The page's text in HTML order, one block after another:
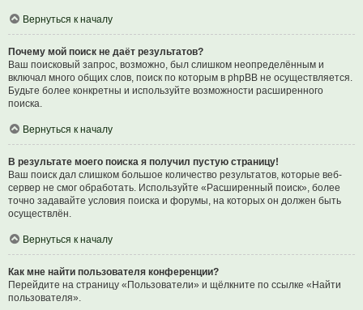
Вернуться к началу
Почему мой поиск не даёт результатов?
Ваш поисковый запрос, возможно, был слишком неопределённым и
включал много общих слов, поиск по которым в phpBB не осуществляется.
Будьте более конкретны и используйте возможности расширенного
поиска.
Вернуться к началу
В результате моего поиска я получил пустую страницу!
Ваш поиск дал слишком большое количество результатов, которые веб-
сервер не смог обработать. Используйте «Расширенный поиск», более
точно задавайте условия поиска и форумы, на которых он должен быть
осуществлён.
Вернуться к началу
Как мне найти пользователя конференции?
Перейдите на страницу «Пользователи» и щёлкните по ссылке «Найти
пользователя».